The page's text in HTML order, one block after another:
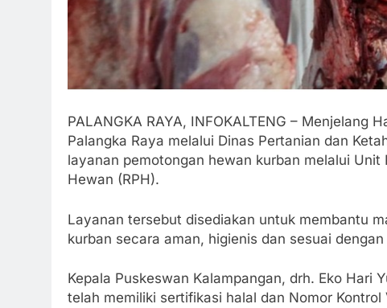
PALANGKA RAYA, INFOKALTENG – Menjelang
Palangka Raya melalui Dinas Pertanian dan
layanan pemotongan hewan kurban melalui Unit
Hewan (RPH).
Layanan tersebut disediakan untuk membantu
kurban secara aman, higienis dan sesuai
Kepala Puskeswan Kalampangan, drh. Eko Hari
telah memiliki sertifikasi halal dan Nomor